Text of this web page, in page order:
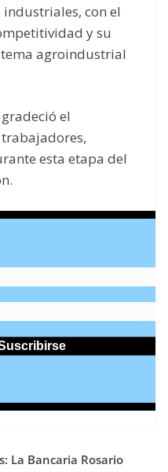
con el
y su
agroindustrial
el
esta etapa del
La Bancaria Rosario